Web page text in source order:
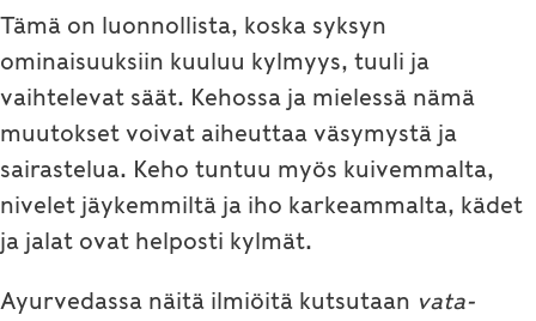
Tämä on luonnollista, koska syksyn
ominaisuuksiin kuuluu kylmyys, tuuli ja
vaihtelevat säät. Kehossa ja mielessä nämä
muutokset voivat aiheuttaa väsymystä ja
sairastelua. Keho tuntuu myös kuivemmalta,
nivelet jäykemmiltä ja iho karkeammalta, kädet
ja jalat ovat helposti kylmät.
Ayurvedassa näitä ilmiöitä kutsutaan vata-